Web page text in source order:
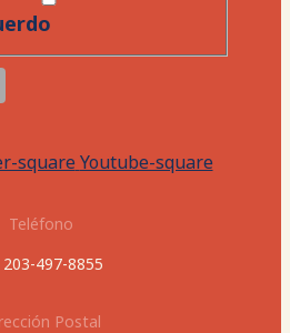
square Youtube-square
Teléfono
497-8855
Postal